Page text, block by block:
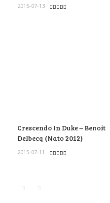
2015-07-13
Crescendo In Duke – Benoit
Delbecq (Nato 2012)
2015-07-11